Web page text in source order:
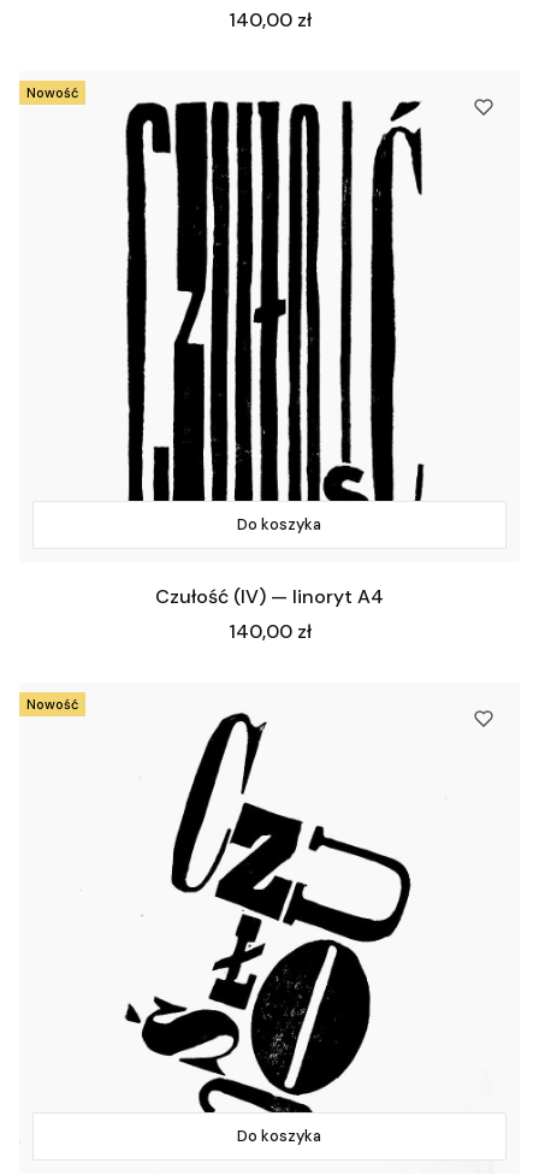
Cena
140,00 zł
Nowość
Do koszyka
Czułość (IV) — linoryt A4
Cena
140,00 zł
Nowość
Do koszyka